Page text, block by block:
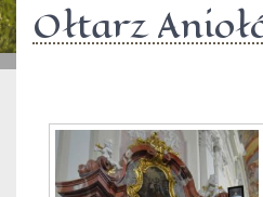
Ołtarz